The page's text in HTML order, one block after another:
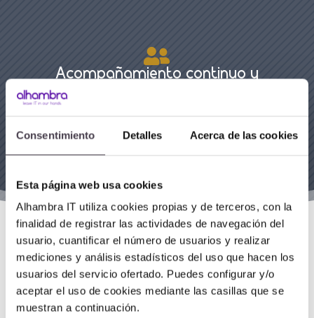
Consentimiento Detalles Acerca de las cookies
Esta página web usa cookies
Alhambra IT utiliza cookies propias y de terceros, con la
finalidad de registrar las actividades de navegación del
usuario, cuantificar el número de usuarios y realizar
mediciones y análisis estadísticos del uso que hacen los
usuarios del servicio ofertado. Puedes configurar y/o
aceptar el uso de cookies mediante las casillas que se
muestran a continuación.

Acompañamiento continuo y
ciberseguridad sea un habilitador del crecimiento y no